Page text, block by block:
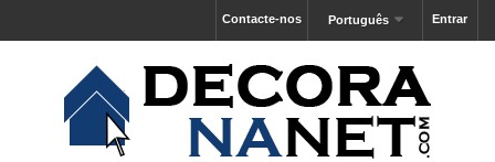
Entrar
Português
Contacte-nos